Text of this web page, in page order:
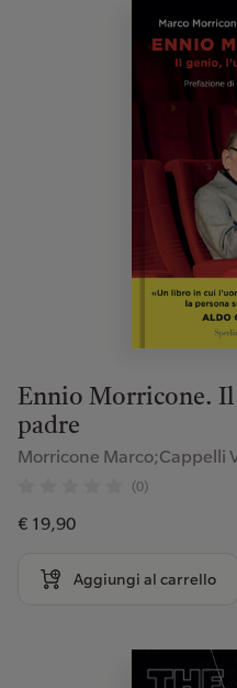
Ennio Morricone.
padre
Morricone Marco;Cappelli
(0)
€ 19,90
Aggiungi al carrello